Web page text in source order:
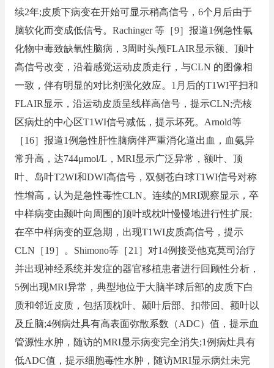
续2年;皮质下病变在开始可显示稍高信号，6个月后由于
脑软化而变成低信号。Rachinger 等［9］报道1例急性氰
化物中毒致缺氧性脑病，3周时头颅FLAIR显示额、顶叶
高信号改变，沿着感觉运动皮质走行，与CLN 的图像相
一致，伴有明显的对比剂强化效应。1月后的T1WI平扫和
FLAIR显示，沿运动皮质呈线样高信号，提示CLN;壳核
区病灶的中心区T1WI信号减低，提示坏死。Arnold等
［16］报道1例急性肝性脑病伴严重消化道出血，血氨异
常升高，达744μmol/L，MRI显示广泛异常，额叶、顶
叶、岛叶T2WI和DWI高信号，双侧苍白球T1WI信号对称
性增高，认为是急性毒性CLN。连续的MRI观察显示，卒
中样病变由颞叶向周围的顶叶或枕叶慢慢地进行性扩展;
在卒中样病变的亚急期，出现T1WI皮质高信号，提示
CLN［19］。Shimono等［21］对14例接受他克莫司治疗
并出现神经系统并发症的器官移植患者进行回顾性分析，
5例出现MRI异常，典型地位于大脑半球后部的皮质下白
质和邻近皮质，包括顶枕叶、颞叶后部、扣带回、额叶以
及丘脑;4例病灶具有高表面弥散系数（ADC）值，提示血
管源性水肿，随访的MRI显示病变完全消失;1例病灶具有
低ADC值，提示细胞毒性水肿，随访MRI显示病灶未完